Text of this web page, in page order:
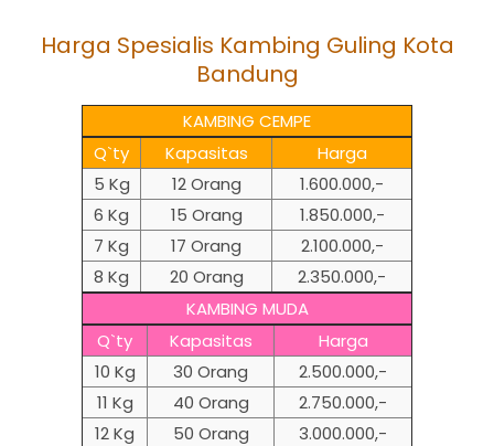
Harga Spesialis Kambing Guling Kota
Bandung
KAMBING CEMPE
Q`ty
Kapasitas
Harga
5 Kg
12 Orang
1.600.000,-
6 Kg
15 Orang
1.850.000,-
7 Kg
17 Orang
2.100.000,-
8 Kg
20 Orang
2.350.000,-
KAMBING MUDA
Q`ty
Kapasitas
Harga
10 Kg
30 Orang
2.500.000,-
11 Kg
40 Orang
2.750.000,-
12 Kg
50 Orang
3.000.000,-